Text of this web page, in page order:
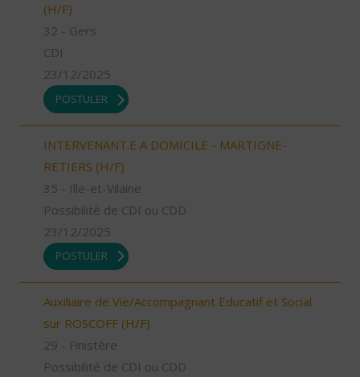
(H/F)
32 - Gers
CDI
23/12/2025
POSTULER
INTERVENANT.E A DOMICILE - MARTIGNE-
RETIERS (H/F)
35 - Ille-et-Vilaine
Possibilité de CDI ou CDD
23/12/2025
POSTULER
Auxiliaire de Vie/Accompagnant Educatif et Social
sur ROSCOFF (H/F)
29 - Finistère
Possibilité de CDI ou CDD